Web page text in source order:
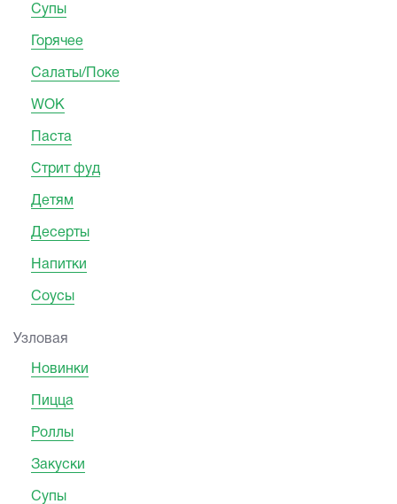
Супы
Горячее
Салаты/Поке
WOK
Паста
Стрит фуд
Детям
Десерты
Напитки
Соусы
Узловая
Новинки
Пицца
Роллы
Закуски
Супы